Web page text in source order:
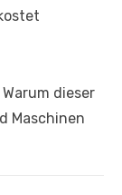
dieser
Maschinen